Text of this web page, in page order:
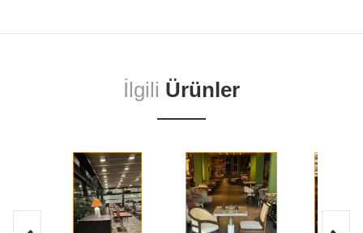
İlgili Ürünler